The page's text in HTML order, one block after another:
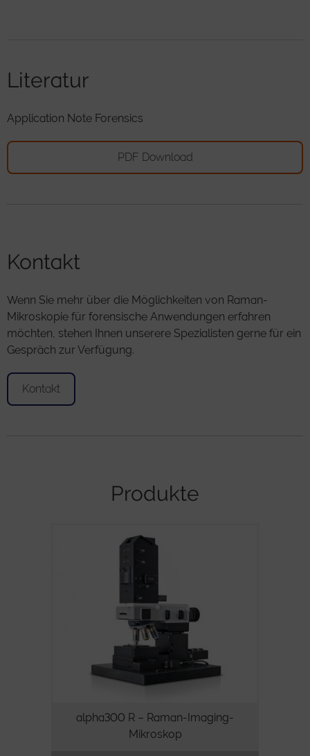
Literatur
Application Note Forensics
PDF Download
Kontakt
Wenn Sie mehr über die Möglichkeiten von Raman-
Mikroskopie für forensische Anwendungen erfahren
möchten, stehen Ihnen unserere Spezialisten gerne für ein
Gespräch zur Verfügung.
Kontakt
Produkte
alpha300 R – Raman-Imaging-
Mikroskop